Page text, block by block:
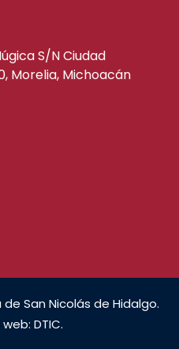
S/N Ciudad
Morelia, Michoacán
San Nicolás de Hidalgo.
DTIC.